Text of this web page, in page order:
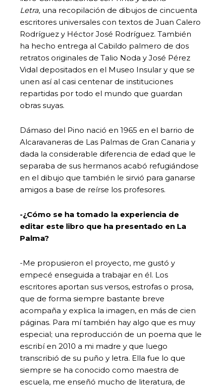
Letra, una recopilación de dibujos de cincuenta
escritores universales con textos de Juan Calero
Rodríguez y Héctor José Rodríguez. También
ha hecho entrega al Cabildo palmero de dos
retratos originales de Talio Noda y José Pérez
Vidal depositados en el Museo Insular y que se
unen así al casi centenar de instituciones
repartidas por todo el mundo que guardan
obras suyas.
Dámaso del Pino nació en 1965 en el barrio de
Alcaravaneras de Las Palmas de Gran Canaria y
dada la considerable diferencia de edad que le
separaba de sus hermanos acabó refugiándose
en el dibujo que también le sirvió para ganarse
amigos a base de reírse los profesores.
-¿Cómo se ha tomado la experiencia de
editar este libro que ha presentado en La
Palma?
-Me propusieron el proyecto, me gustó y
empecé enseguida a trabajar en él. Los
escritores aportan sus versos, estrofas o prosa,
que de forma siempre bastante breve
acompaña y explica la imagen, en más de cien
páginas. Para mí también hay algo que es muy
especial; una reproducción de un poema que le
escribí en 2010 a mi madre y que luego
transcribió de su puño y letra. Ella fue lo que
siempre se ha conocido como maestra de
escuela, me enseñó mucho de literatura, de